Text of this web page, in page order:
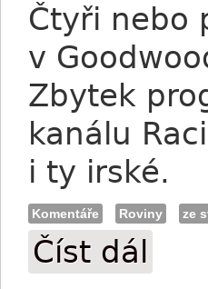
Čtyři nebo
v
Zbytek
kanálu
i ty irské.
Komentáře Roviny ze
Číst dál